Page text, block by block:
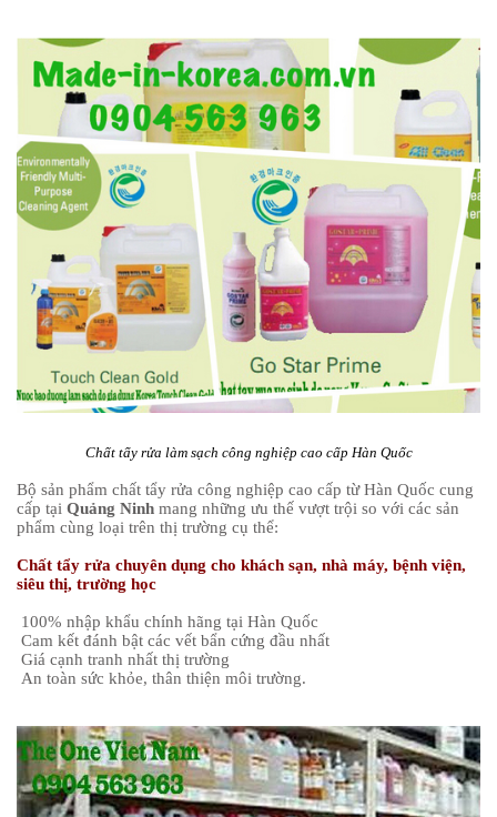
Chất tẩy rửa làm sạch công nghiệp cao cấp Hàn Quốc
Bộ sản phẩm chất tẩy rửa công nghiệp cao cấp từ Hàn Quốc cung
cấp tại Quảng Ninh mang những ưu thế vượt trội so với các sản
phẩm cùng loại trên thị trường cụ thể:
Chất tẩy rửa chuyên dụng cho khách sạn, nhà máy, bệnh viện,
siêu thị, trường học
100% nhập khẩu chính hãng tại Hàn Quốc
Cam kết đánh bật các vết bẩn cứng đầu nhất
Giá cạnh tranh nhất thị trường
An toàn sức khỏe, thân thiện môi trường.